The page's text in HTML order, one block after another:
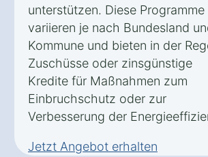
unterstützen. Diese Programme
variieren je nach Bundesland
Kommune und bieten in der
Zuschüsse oder zinsgünstige
Kredite für Maßnahmen zum
Einbruchschutz oder zur
Verbesserung der
Jetzt Angebot erhalten